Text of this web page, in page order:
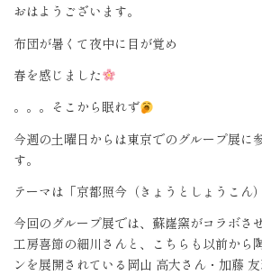
おはようございます。
布団が暑くて夜中に目が覚め
春を感じました
。。。そこから眠れず
今週の土曜日からは東京でのグループ展に
す。
テーマは「京都照今（きょうとしょうこん
今回のグループ展では、蘇嶐窯がコラボさ
工房喜節の細川さんと、こちらも以前から
ンを展開されている岡山 高大さん・加藤